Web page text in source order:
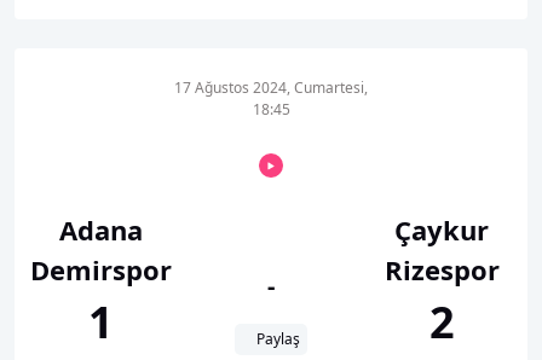
Adana
Demirspor
1
17 Ağustos 2024, Cumartesi,
18:45
-
Paylaş
Çaykur
Rizespor
2